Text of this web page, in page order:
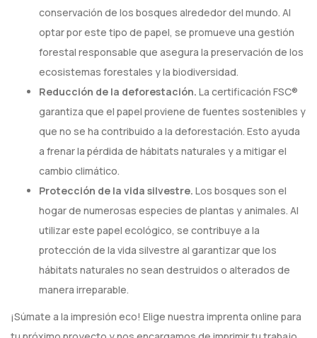
conservación de los bosques alrededor del mundo. Al
optar por este tipo de papel, se promueve una gestión
forestal responsable que asegura la preservación de los
ecosistemas forestales y la biodiversidad.
Reducción de la deforestación. La certificación FSC®
garantiza que el papel proviene de fuentes sostenibles y
que no se ha contribuido a la deforestación. Esto ayuda
a frenar la pérdida de hábitats naturales y a mitigar el
cambio climático.
Protección de la vida silvestre. Los bosques son el
hogar de numerosas especies de plantas y animales. Al
utilizar este papel ecológico, se contribuye a la
protección de la vida silvestre al garantizar que los
hábitats naturales no sean destruidos o alterados de
manera irreparable.
¡Súmate a la impresión eco! Elige nuestra imprenta online para